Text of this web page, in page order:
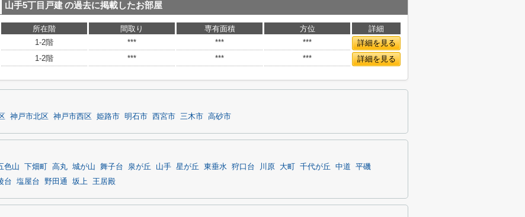
山手5丁目戸建の過去に掲載したお部屋
所在階 間取り 専有面積 方位
詳細
1-2階
*** *** ***
詳細を見る
1-2階
*** *** *** 詳細を見る
神戸市北区 神戸市西区 姫路市 明石市 西宮市 三木市 高砂市
色山 下畑町 高丸 城が山 舞子台 泉が丘 山手 星が丘 東垂水 狩口台 川原 大町 千代が丘 中道
平磯
台 塩屋台 野田通 坂上 王居殿